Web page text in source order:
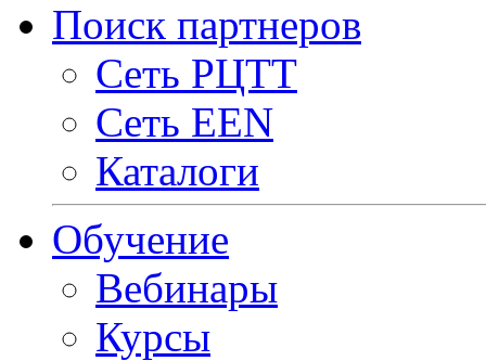
Поиск партнеров
Сеть РЦТТ
Сеть EEN
Каталоги
Обучение
Вебинары
Курсы